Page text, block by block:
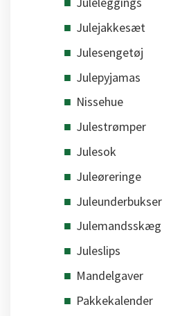
Julejakkesæt
Julesengetøj
Julepyjamas
Nissehue
Julestrømper
Julesok
Juleøreringe
Juleunderbukser
Julemandsskæg
Juleslips
Mandelgaver
Pakkekalender